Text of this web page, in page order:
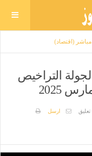
مباشر (اقتصاد)
لجولة التراخيص
2025
ارسل